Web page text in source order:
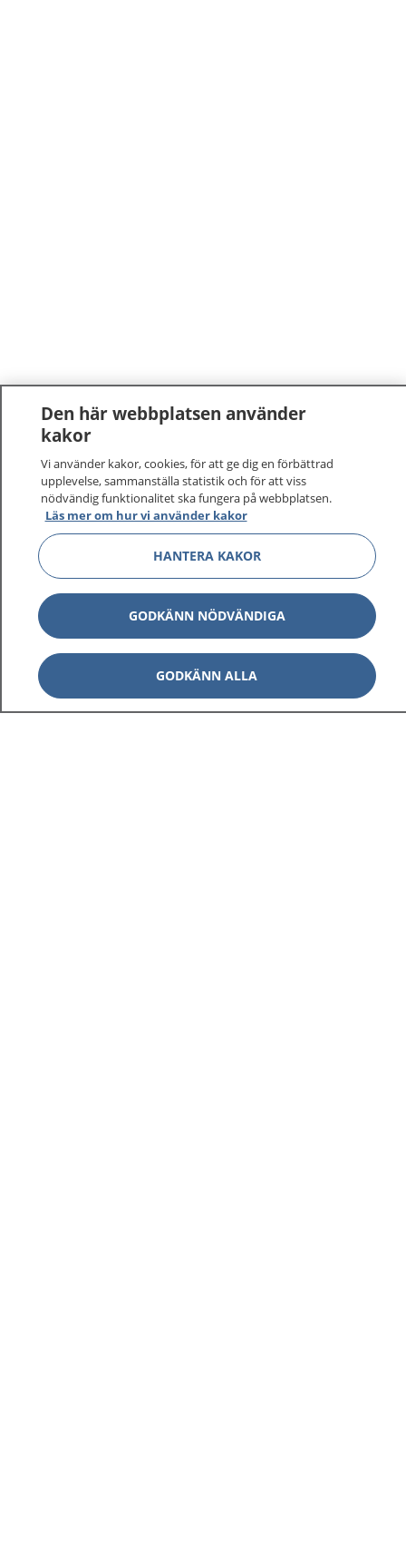
Den här webbplatsen använder
kakor
Vi använder kakor, cookies, för att ge dig en förbättrad
upplevelse, sammanställa statistik och för att viss
nödvändig funktionalitet ska fungera på webbplatsen.
Läs mer om hur vi använder kakor
HANTERA KAKOR
GODKÄNN NÖDVÄNDIGA
GODKÄNN ALLA